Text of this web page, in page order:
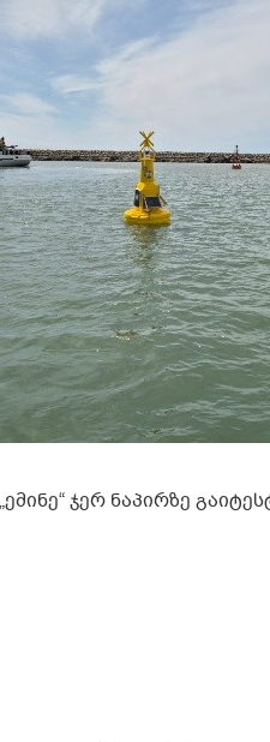
ჯერ ნაპირზე